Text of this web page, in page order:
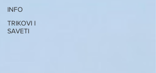
INFO
TRIKOVI I
SAVETI